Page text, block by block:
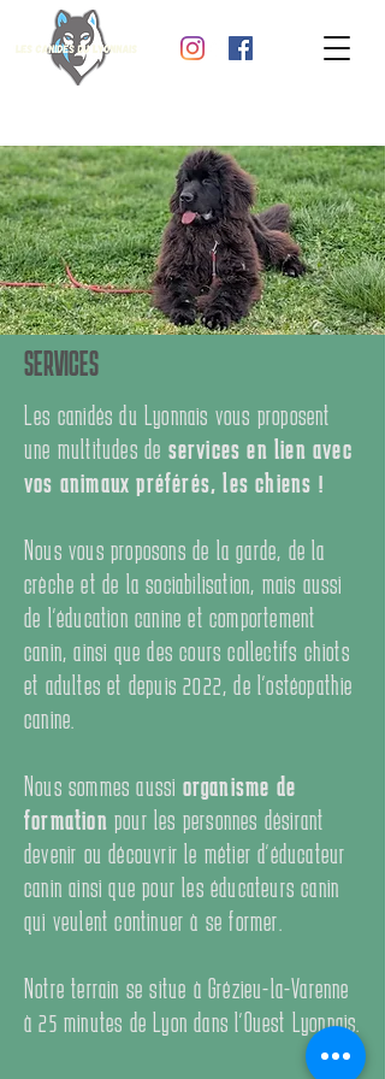
SERVICES
Les canidés du Lyonnais vous proposent
une multitudes de services en lien avec
vos animaux préférés, les chiens !
Nous vous proposons de la garde, de la
crèche et de la sociabilisation, mais aussi
de l'éducation canine et comportement
canin, ainsi que des cours collectifs chiots
et adultes et depuis 2022, de l'ostéopathie
canine.
Nous sommes aussi organisme de
formation pour les personnes désirant
devenir ou découvrir le métier d'éducateur
canin ainsi que pour les éducateurs canin
qui veulent continuer à se former.
Notre terrain se situe à Grézieu-la-Varenne
à 25 minutes de Lyon dans l'Ouest Lyonnais.